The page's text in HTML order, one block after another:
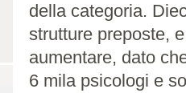
della categoria.
strutture preposte,
aumentare, dato
6 mila psicologi e